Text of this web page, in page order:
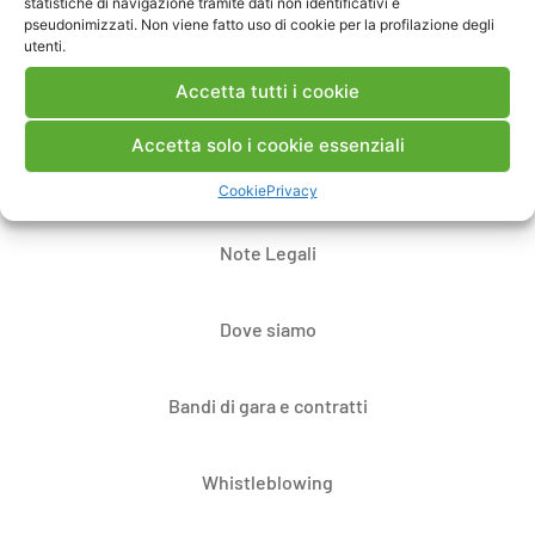
pseudonimizzati. Non viene fatto uso di cookie per la profilazione degli
utenti.
Accetta tutti i cookie
Accetta solo i cookie essenziali
CookiePrivacy
Contatti
Note Legali
Dove siamo
Bandi di gara e contratti
Whistleblowing